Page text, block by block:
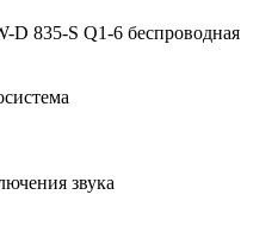
D 835-S Q1-6 беспроводная
звука